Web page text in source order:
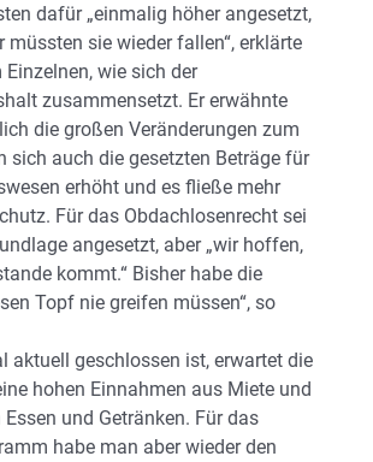
dafür „einmalig höher angesetzt,
sie wieder fallen“, erklärte
wie sich der
zusammensetzt. Er erwähnte
die großen Veränderungen zum
sich auch die gesetzten Beträge für
erhöht und es fließe mehr
Für das Obdachlosenrecht sei
angesetzt, aber „wir hoffen,
kommt.“ Bisher habe die
Topf nie greifen müssen“, so
aktuell geschlossen ist, erwartet die
hohen Einnahmen aus Miete und
und Getränken. Für das
habe man aber wieder den